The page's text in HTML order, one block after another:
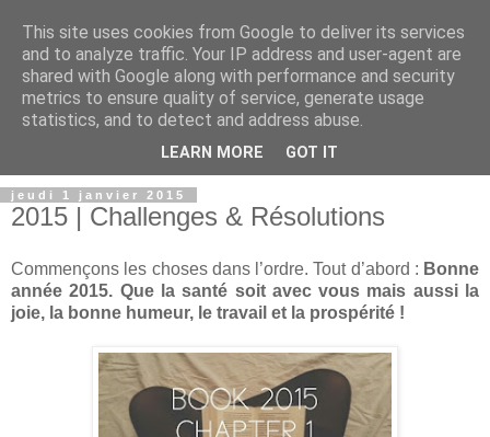
jeudi 1 janvier 2015
2015 | Challenges & Résolutions
Commençons les choses dans l’ordre. Tout d’abord : Bonne
année 2015. Que la santé soit avec vous mais aussi la
joie, la bonne humeur, le travail et la prospérité !
This site uses cookies from Google to deliver its services
and to analyze traffic. Your IP address and user-agent are
shared with Google along with performance and security
metrics to ensure quality of service, generate usage
statistics, and to detect and address abuse.
LEARN MORE GOT IT